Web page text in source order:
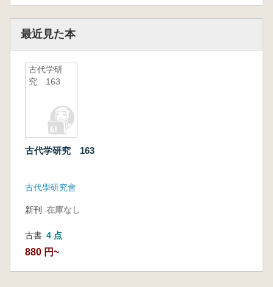
最近見た本
古代学研
究 163
古代学研究 163
古代學研究會
新刊 在庫なし
古書 4 点
880 円~